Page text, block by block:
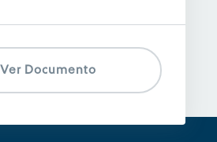
Ver Documento